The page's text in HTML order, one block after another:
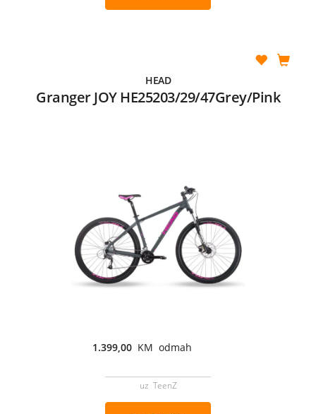
HEAD
Granger JOY HE25203/29/47Grey/Pink
1.399,00 KM odmah
uz TeenZ